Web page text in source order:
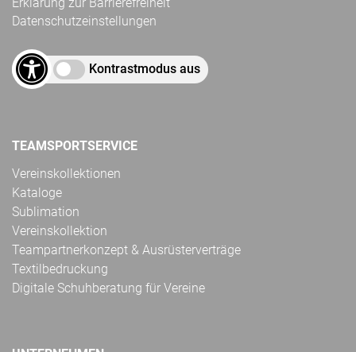
Datenschutzeinstellungen
Kontrastmodus aus
TEAMSPORTSERVICE
Vereinskollektionen
Kataloge
Sublimation
Vereinskollektion
Teampartnerkonzept & Ausrüsterverträge
Textilbedruckung
Digitale Schuhberatung für Vereine